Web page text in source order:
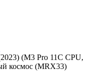
(M3 Pro 11C CPU,
космос (MRX33)